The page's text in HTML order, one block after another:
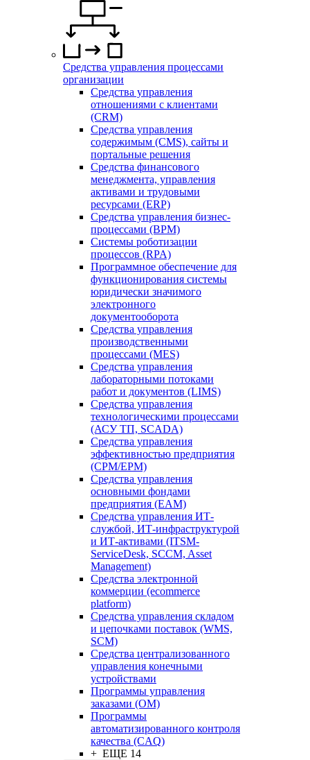
Средства управления процессами
организации
Средства управления
отношениями с клиентами
(CRM)
Средства управления
содержимым (CMS), сайты и
портальные решения
Средства финансового
менеджмента, управления
активами и трудовыми
ресурсами (ERP)
Средства управления бизнес-
процессами (BPM)
Системы роботизации
процессов (RPA)
Программное обеспечение для
функционирования системы
юридически значимого
электронного
документооборота
Средства управления
производственными
процессами (MES)
Средства управления
лабораторными потоками
работ и документов (LIMS)
Средства управления
технологическими процессами
(АСУ ТП, SCADA)
Средства управления
эффективностью предприятия
(CPM/EPM)
Средства управления
основными фондами
предприятия (EAM)
Средства управления ИТ-
службой, ИТ-инфраструктурой
и ИТ-активами (ITSM-
ServiceDesk, SCCM, Asset
Management)
Средства электронной
коммерции (ecommerce
platform)
Средства управления складом
и цепочками поставок (WMS,
SCM)
Средства централизованного
управления конечными
устройствами
Программы управления
заказами (OM)
Программы
автоматизированного контроля
качества (CAQ)
+ ЕЩЕ 14